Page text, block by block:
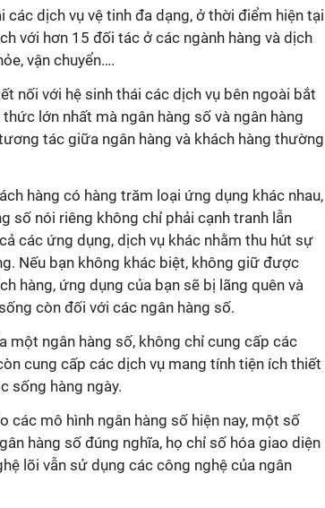
các dịch vụ vệ tinh đa dạng, ở thời điểm hiện tại
với hơn 15 đối tác ở các ngành hàng và dịch
vận chuyển….
nối với hệ sinh thái các dịch vụ bên ngoài bắt
lớn nhất mà ngân hàng số và ngân hàng
tác giữa ngân hàng và khách hàng thường
hàng có hàng trăm loại ứng dụng khác nhau,
số nói riêng không chỉ phải cạnh tranh lẫn
các ứng dụng, dịch vụ khác nhằm thu hút sự
Nếu bạn không khác biệt, không giữ được
hàng, ứng dụng của bạn sẽ bị lãng quên và
còn đối với các ngân hàng số.
một ngân hàng số, không chỉ cung cấp các
cung cấp các dịch vụ mang tính tiện ích thiết
sống hàng ngày.
các mô hình ngân hàng số hiện nay, một số
hàng số đúng nghĩa, họ chỉ số hóa giao diện
lõi vẫn sử dụng các công nghệ của ngân